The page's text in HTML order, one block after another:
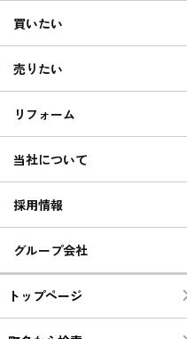
買いたい
売りたい
リフォーム
当社について
採用情報
グループ会社
トップページ